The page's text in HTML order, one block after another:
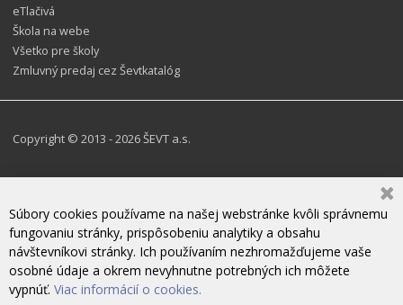
eTlačivá
Škola na webe
Všetko pre školy
Zmluvný predaj cez Ševtkatalóg
Copyright © 2013 - 2026 ŠEVT a.s.
Súbory cookies používame na našej webstránke kvôli správnemu
fungovaniu stránky, prispôsobeniu analytiky a obsahu
návštevníkovi stránky. Ich používaním nezhromažďujeme vaše
osobné údaje a okrem nevyhnutne potrebných ich môžete
vypnúť. Viac informácií o cookies.